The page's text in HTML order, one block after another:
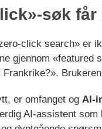
søk
click search» er
gjennom «featured
Frankrike?».
er omfanget og AI-
AI-assistent